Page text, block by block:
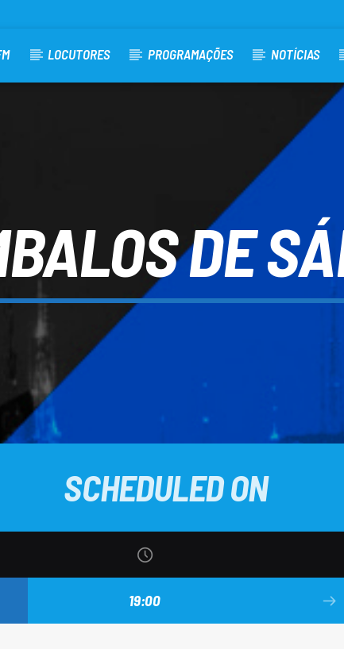
LOCUTORES PROGRAMAÇÕES NOTÍCIAS
DE
SCHEDULED ON
19:00